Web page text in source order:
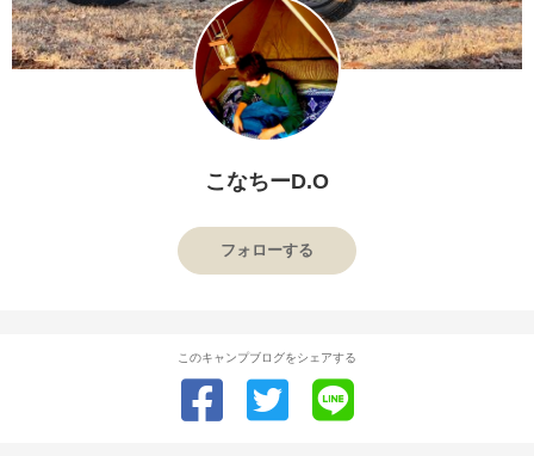
こなちーD.O
フォローする
このキャンプブログをシェアする